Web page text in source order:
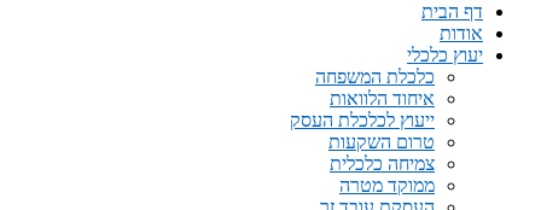
דף הבית
אודות
יעוץ כלכלי
כלכלת המשפחה
איחוד הלוואות
ייעוץ לכלכלת העסק
טרום השקעות
צמיחה כלכלית
ממוקד מטרה